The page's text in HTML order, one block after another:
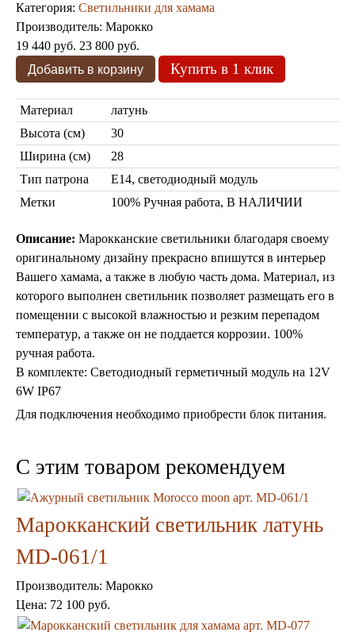
Торшеры Марокко
Торшеры Мозаика
Светильники в хамам
Светильники потолочные
Светильники для кафе и ресторанов
Светильники дизайнерские
Светильники Лофт
Светильники с цепочками
Люстры для мечети
Столы и столики
Диваны и кресла
Комоды и тумбы
Пуфы и стулья
Консоли
Шкафы
Ширмы
Обеденные группы
Спальня Марокко
Уход за мебелью
Светильники для хамама
Краны и смесители в хамам
Раковины латунные и медные
Медные тазы и ведра
Аксессуары в хамам
Текстиль для хамама
Мозаика Марокко
Бабуши тапочки
Вазы
Зеркала
Категория: Светильники для хамама
Производитель: Марокко
19 440 руб. 23 800 руб.
Купить в 1 клик
Материал
латунь
Высота (см)
30
Ширина (см)
28
Тип патрона
Е14, светодиодный модуль
Метки
100% Ручная работа, В НАЛИЧИИ
Описание: Марокканские светильники благодаря своему
оригинальному дизайну прекрасно впишутся в интерьер
Вашего хамама, а также в любую часть дома. Материал, из
которого выполнен светильник позволяет размещать его в
помещении с высокой влажностью и резким перепадом
температур, а также он не поддается коррозии. 100%
ручная работа.
В комплекте: Светодиодный герметичный модуль на 12V
6W IP67
Для подключения необходимо приобрести блок питания.
C этим товаром рекомендуем
Марокканский светильник латунь
MD-061/1
Производитель: Марокко
Цена: 72 100 руб.